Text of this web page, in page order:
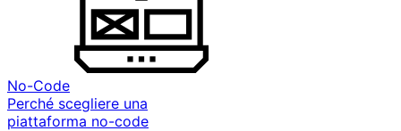
No-Code
Perché scegliere una
piattaforma no-code